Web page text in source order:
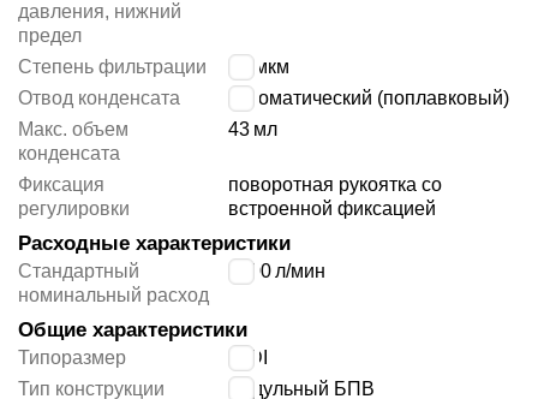
давления, нижний
предел
Степень фильтрации
40 мкм
Отвод конденсата
автоматический (поплавковый)
Макс. объем
конденсата
43 мл
Фиксация
регулировки
поворотная рукоятка со
встроенной фиксацией
Расходные характеристики
Стандартный
номинальный расход
2700 л/мин
Общие характеристики
Типоразмер
MIDI
Тип конструкции
модульный БПВ